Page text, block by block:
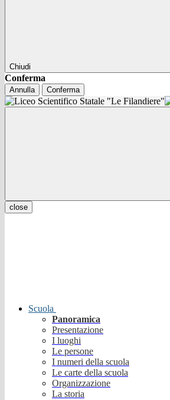
Chiudi
Conferma
Annulla Conferma
close
Scuola
Panoramica
Presentazione
I luoghi
Le persone
I numeri della scuola
Le carte della scuola
Organizzazione
La storia